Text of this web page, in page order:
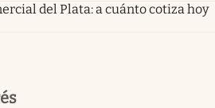
del Plata: a cuánto cotiza hoy